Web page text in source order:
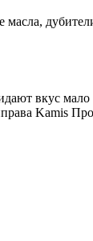
вкус
Kamis